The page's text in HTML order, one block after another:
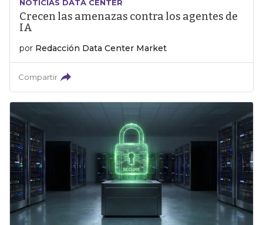
NOTICIAS DATA CENTER
Crecen las amenazas contra los agentes de
IA
por Redacción Data Center Market
Compartir